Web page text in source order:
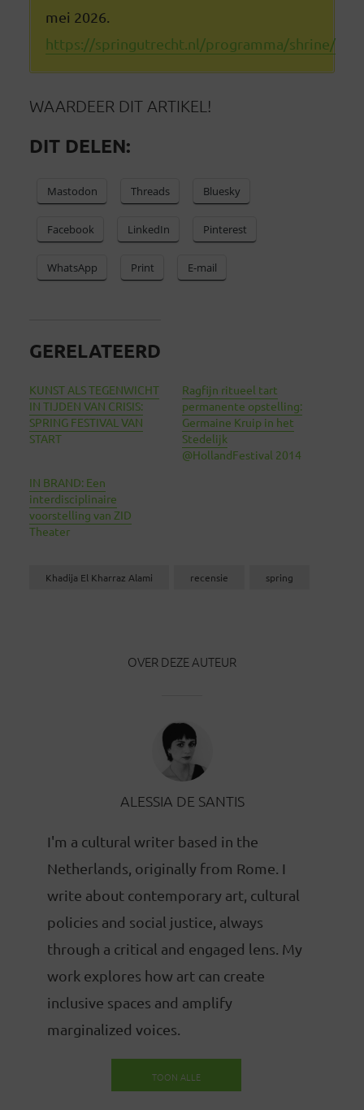
mei 2026.
https://springutrecht.nl/programma/shrine/
WAARDEER DIT ARTIKEL!
DIT DELEN:
Mastodon Threads Bluesky
Facebook LinkedIn Pinterest
WhatsApp Print E-mail
GERELATEERD
KUNST ALS TEGENWICHT
IN TIJDEN VAN CRISIS:
SPRING FESTIVAL VAN
START
Ragfijn ritueel tart
permanente opstelling:
Germaine Kruip in het
Stedelijk
@HollandFestival 2014
IN BRAND: Een
interdisciplinaire
voorstelling van ZID
Theater
Khadija El Kharraz Alami recensie spring
OVER DEZE AUTEUR
ALESSIA DE SANTIS
I'm a cultural writer based in the
Netherlands, originally from Rome. I
write about contemporary art, cultural
policies and social justice, always
through a critical and engaged lens. My
work explores how art can create
inclusive spaces and amplify
marginalized voices.
TOON ALLE